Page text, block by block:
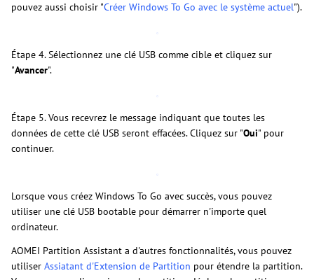
pouvez aussi choisir "Créer Windows To Go avec le système actuel").
Étape 4. Sélectionnez une clé USB comme cible et cliquez sur
"Avancer".
Étape 5. Vous recevrez le message indiquant que toutes les
données de cette clé USB seront effacées. Cliquez sur "Oui" pour
continuer.
Lorsque vous créez Windows To Go avec succès, vous pouvez
utiliser une clé USB bootable pour démarrer n'importe quel
ordinateur.
AOMEI Partition Assistant a d'autres fonctionnalités, vous pouvez
utiliser Assiatant d'Extension de Partition pour étendre la partition.